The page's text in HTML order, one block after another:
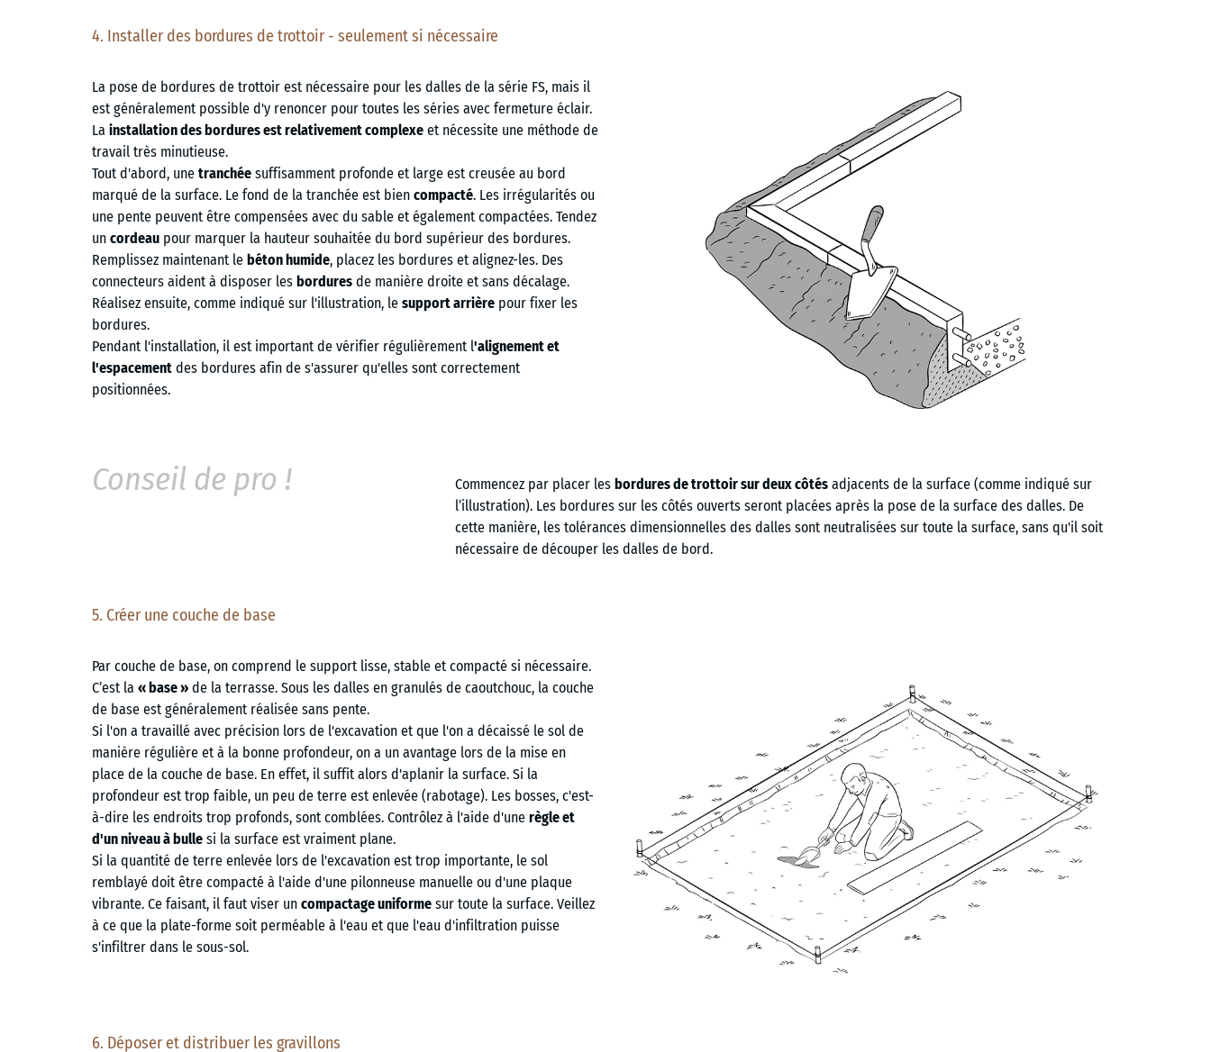
4. Installer des bordures de trottoir - seulement si nécessaire
La pose de bordures de trottoir est nécessaire pour les dalles de la série FS, mais il
est généralement possible d'y renoncer pour toutes les séries avec fermeture éclair.
La installation des bordures est relativement complexe et nécessite une méthode de
travail très minutieuse.
Tout d'abord, une tranchée suffisamment profonde et large est creusée au bord
marqué de la surface. Le fond de la tranchée est bien compacté. Les irrégularités ou
une pente peuvent être compensées avec du sable et également compactées. Tendez
un cordeau pour marquer la hauteur souhaitée du bord supérieur des bordures.
Remplissez maintenant le béton humide, placez les bordures et alignez-les. Des
connecteurs aident à disposer les bordures de manière droite et sans décalage.
Réalisez ensuite, comme indiqué sur l'illustration, le support arrière pour fixer les
bordures.
Pendant l'installation, il est important de vérifier régulièrement l'alignement et
l'espacement des bordures afin de s'assurer qu'elles sont correctement
positionnées.
Conseil de pro ! Commencez par placer les bordures de trottoir sur deux côtésadjacents de la surface (comme indiqué sur
l’illustration). Les bordures sur les côtés ouverts seront placées après la pose de la surface des dalles. De
cette manière, les tolérances dimensionnelles des dalles sont neutralisées sur toute la surface, sans qu'il soit
nécessaire de découper les dalles de bord.
5. Créer une couche de base
Par couche de base, on comprend le support lisse, stable et compacté si nécessaire.
C’est la « base » de la terrasse. Sous les dalles en granulés de caoutchouc, la couche
de base est généralement réalisée sans pente.
Si l'on a travaillé avec précision lors de l'excavation et que l'on a décaissé le sol de
manière régulière et à la bonne profondeur, on a un avantage lors de la mise en
place de la couche de base. En effet, il suffit alors d'aplanir la surface. Si la
profondeur est trop faible, un peu de terre est enlevée (rabotage). Les bosses, c'est-
à-dire les endroits trop profonds, sont comblées. Contrôlez à l'aide d'une règle et
d'un niveau à bulle si la surface est vraiment plane.
Si la quantité de terre enlevée lors de l'excavation est trop importante, le sol
remblayé doit être compacté à l'aide d'une pilonneuse manuelle ou d'une plaque
vibrante. Ce faisant, il faut viser un compactage uniforme sur toute la surface. Veillez
à ce que la plate-forme soit perméable à l'eau et que l'eau d'infiltration puisse
s'infiltrer dans le sous-sol.
6. Déposer et distribuer les gravillons